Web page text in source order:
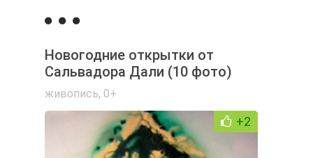
Новогодние открытки от
Сальвадора Дали (10 фото)
живопись, 0+
+2